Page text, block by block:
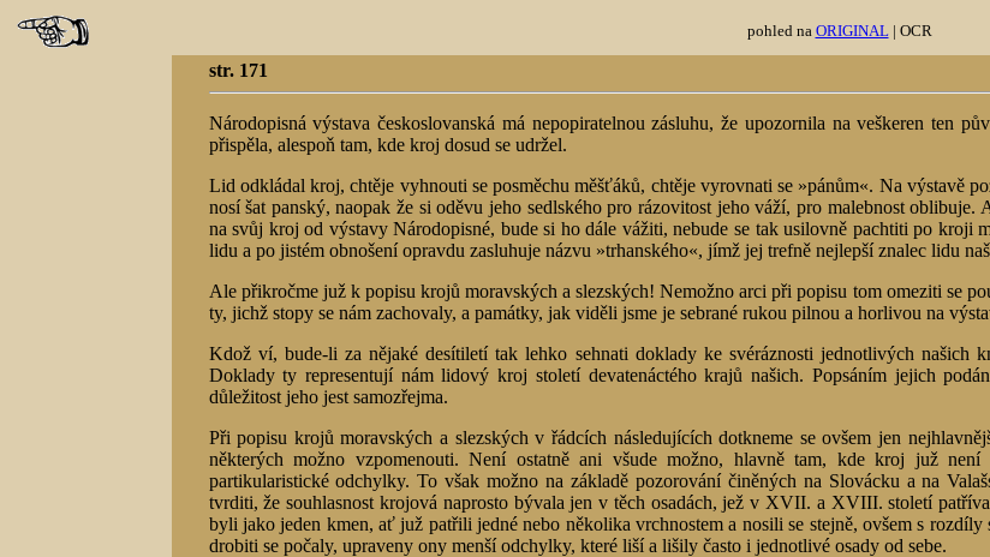
pohled na ORIGINAL| OCR
str. 171
Národopisná výstava českoslovanská má nepopiratelnou zásluhu, že upozornila na veškeren ten
přispěla, alespoň tam, kde kroj dosud se udržel.
Lid odkládal kroj, chtěje vyhnouti se posměchu měšťáků, chtěje vyrovnati se »pánům«. Na výstavě
nosí šat panský, naopak že si oděvu jeho sedlského pro rázovitost jeho váží, pro malebnost
na svůj kroj od výstavy Národopisné, bude si ho dále vážiti, nebude se tak usilovně pachtiti po kroji
lidu a po jistém obnošení opravdu zasluhuje názvu »trhanského«, jímž jej trefně nejlepší znalec lidu
Ale přikročme juž k popisu krojů moravských a slezských! Nemožno arci při popisu tom omeziti se
ty, jichž stopy se nám zachovaly, a památky, jak viděli jsme je sebrané rukou pilnou a horlivou na
Kdož ví, bude-li za nějaké desítiletí tak lehko sehnati doklady ke svéráznosti jednotlivých našich
Doklady ty representují nám lidový kroj století devatenáctého krajů našich. Popsáním jejich
důležitost jeho jest samozřejma.
Při popisu krojů moravských a slezských v řádcích následujících dotkneme se ovšem jen
některých možno vzpomenouti. Není ostatně ani všude možno, hlavně tam, kde kroj juž
partikularistické odchylky. To však možno na základě pozorování činěných na Slovácku a na
tvrditi, že souhlasnost krojová naprosto bývala jen v těch osadách, jež v XVII. a XVIII. století
byli jako jeden kmen, ať juž patřili jedné nebo několika vrchnostem a nosili se stejně, ovšem s
drobiti se počaly, upraveny ony menší odchylky, které liší a lišily často i jednotlivé osady od sebe.